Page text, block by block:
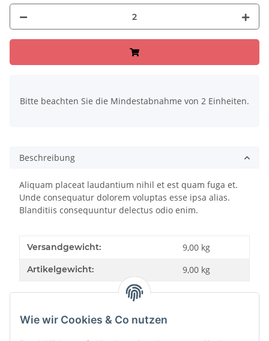
Bitte beachten Sie die Mindestabnahme von 2 Einheiten.
Beschreibung
Aliquam placeat laudantium nihil et est quam fuga et.
Unde consequatur dolorem voluptas esse ipsa alias.
Blanditiis consequuntur delectus odio enim.
Versandgewicht: 9,00 kg
Artikelgewicht: 9,00 kg
Wie wir Cookies & Co nutzen